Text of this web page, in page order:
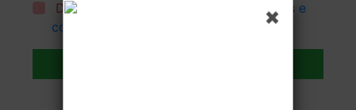
Declaro que li e aceito todos os
termos e
condições